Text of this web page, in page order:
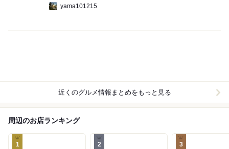
yama101215
近くのグルメ情報まとめをもっと見る
周辺のお店ランキング
1 2 3